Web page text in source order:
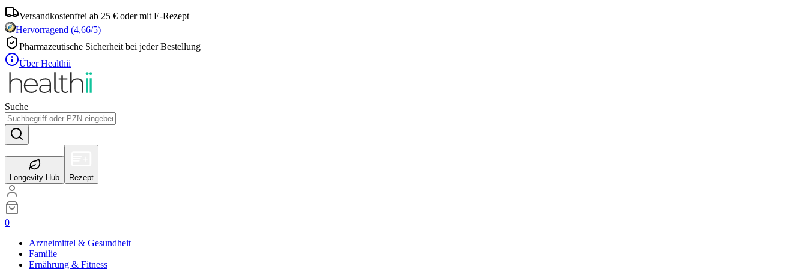
Versandkostenfrei ab 25 € oder mit E-Rezept
Hervorragend (4,66/5)
Pharmazeutische Sicherheit bei jeder Bestellung
Über Healthii
Suche
Longevity Hub Rezept
0
Arzneimittel & Gesundheit
Familie
Ernährung & Fitness